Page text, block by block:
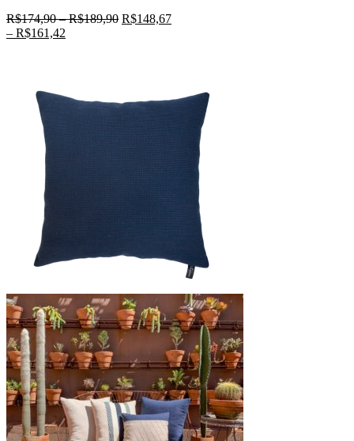
R$174,90–R$189,90 R$148,67
– R$161,42